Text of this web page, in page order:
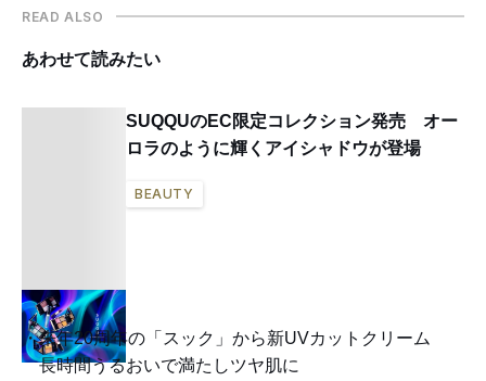
READ ALSO
あわせて読みたい
SUQQUのEC限定コレクション発売 オー
ロラのように輝くアイシャドウが登場
BEAUTY
来年20周年の「スック」から新UVカットクリーム
長時間うるおいで満たしツヤ肌に